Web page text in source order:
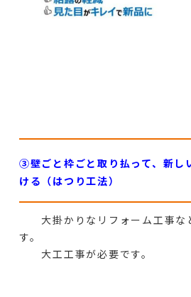
③壁ごと枠ごと取り払って、新し
ける（はつり工法）
大掛かりなリフォーム工事な
す。
大工工事が必要です。